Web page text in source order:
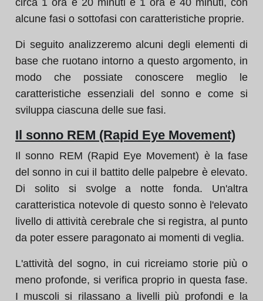
circa 1 ora e 20 minuti e 1 ora e 40 minuti, con
alcune fasi o sottofasi con caratteristiche proprie.
Di seguito analizzeremo alcuni degli elementi di
base che ruotano intorno a questo argomento, in
modo che possiate conoscere meglio le
caratteristiche essenziali del sonno e come si
sviluppa ciascuna delle sue fasi.
Il sonno REM (Rapid Eye Movement)
Il sonno REM (Rapid Eye Movement) è la fase
del sonno in cui il battito delle palpebre è elevato.
Di solito si svolge a notte fonda. Un'altra
caratteristica notevole di questo sonno è l'elevato
livello di attività cerebrale che si registra, al punto
da poter essere paragonato ai momenti di veglia.
L'attività del sogno, in cui ricreiamo storie più o
meno profonde, si verifica proprio in questa fase.
I muscoli si rilassano a livelli più profondi e la